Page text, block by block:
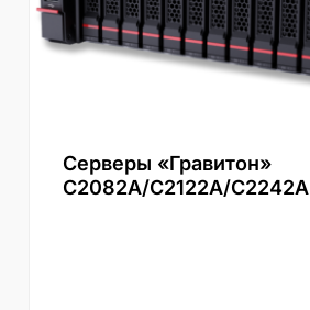
Серверы «Гравитон»
С2082А/С2122А/С2242А